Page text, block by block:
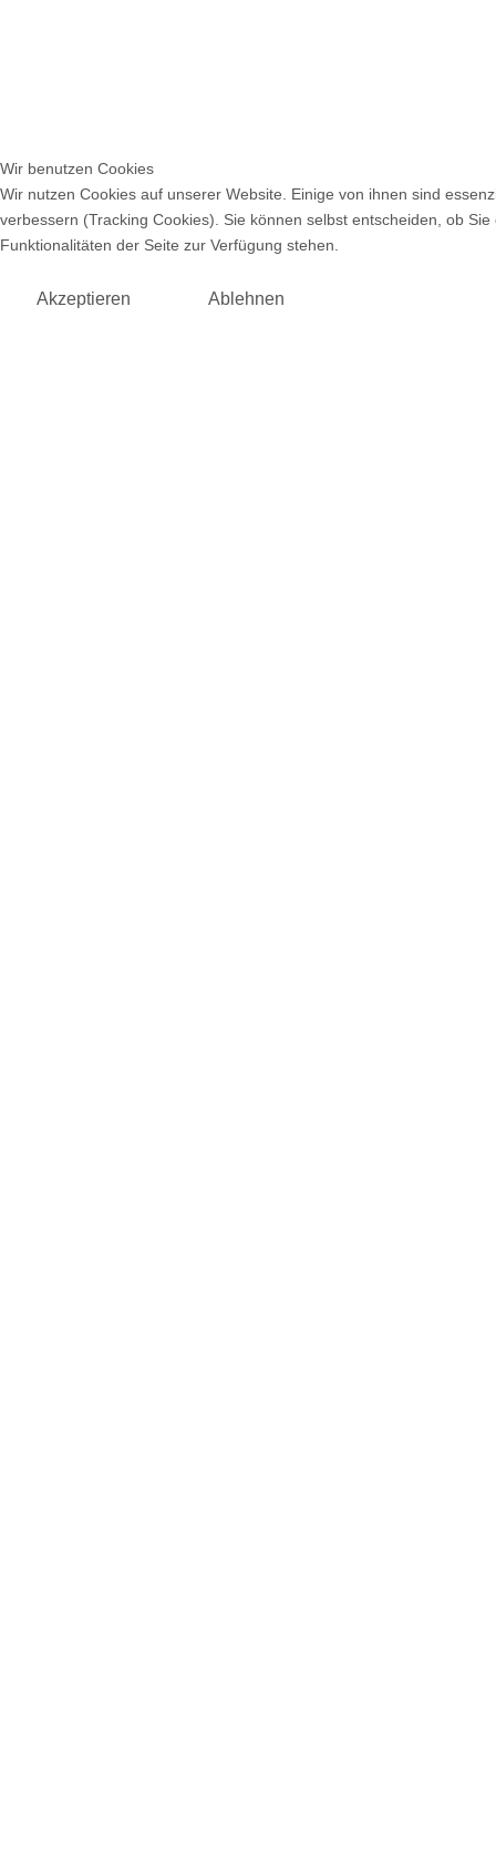
Wir benutzen Cookies
Wir nutzen Cookies auf unserer Website. Einige von ihnen sind
verbessern (Tracking Cookies). Sie können selbst entscheiden, ob
Funktionalitäten der Seite zur Verfügung stehen.
Akzeptieren Ablehnen